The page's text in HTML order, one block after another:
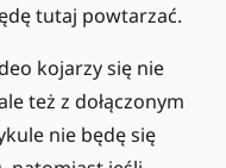
tutaj powtarzać.
kojarzy się nie
też z dołączonym
nie będę się